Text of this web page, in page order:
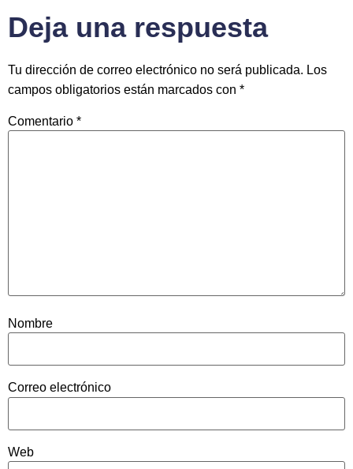
Deja una respuesta
Tu dirección de correo electrónico no será publicada. Los
campos obligatorios están marcados con *
Comentario *
Nombre
Correo electrónico
Web